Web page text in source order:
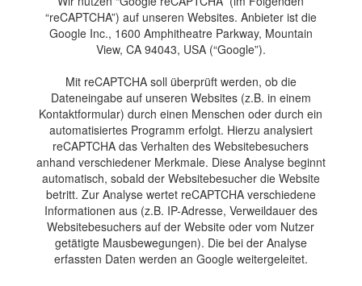
“reCAPTCHA”) auf unseren Websites. Anbieter ist die
Google Inc., 1600 Amphitheatre Parkway, Mountain
View, CA 94043, USA (“Google”).
Mit reCAPTCHA soll überprüft werden, ob die
Dateneingabe auf unseren Websites (z.B. in einem
Kontaktformular) durch einen Menschen oder durch ein
automatisiertes Programm erfolgt. Hierzu analysiert
reCAPTCHA das Verhalten des Websitebesuchers
anhand verschiedener Merkmale. Diese Analyse beginnt
automatisch, sobald der Websitebesucher die Website
betritt. Zur Analyse wertet reCAPTCHA verschiedene
Informationen aus (z.B. IP-Adresse, Verweildauer des
Websitebesuchers auf der Website oder vom Nutzer
getätigte Mausbewegungen). Die bei der Analyse
erfassten Daten werden an Google weitergeleitet.